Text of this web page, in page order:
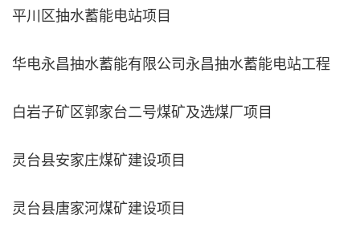
平川区抽水蓄能电站项目
华电永昌抽水蓄能有限公司永昌抽水蓄能电站工程
白岩子矿区郭家台二号煤矿及选煤厂项目
灵台县安家庄煤矿建设项目
灵台县唐家河煤矿建设项目